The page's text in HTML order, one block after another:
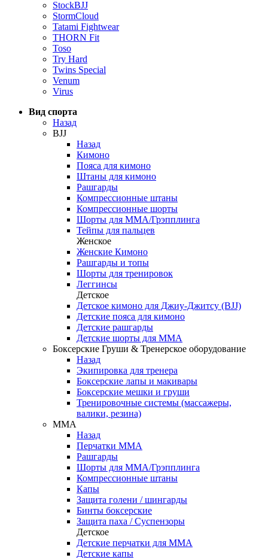
StockBJJ
StormCloud
Tatami Fightwear
THORN Fit
Toso
Try Hard
Twins Special
Venum
Virus
Вид спорта
Назад
BJJ
Назад
Кимоно
Пояса для кимоно
Штаны для кимоно
Рашгарды
Компрессионные штаны
Компрессионные шорты
Шорты для ММА/Грэпплинга
Тейпы для пальцев
Женское
Женские Кимоно
Рашгарды и топы
Шорты для тренировок
Леггинсы
Детское
Детское кимоно для Джиу-Джитсу (BJJ)
Детские пояса для кимоно
Детские рашгарды
Детские шорты для ММА
Боксерские Груши & Тренерское оборудование
Назад
Экипировка для тренера
Боксерские лапы и макивары
Боксерские мешки и груши
Тренировочные системы (массажеры,
валики, резина)
ММА
Назад
Перчатки ММА
Рашгарды
Шорты для ММА/Грэпплинга
Компрессионные штаны
Капы
Защита голени / шингарды
Бинты боксерские
Защита паха / Суспензоры
Детское
Детские перчатки для ММА
Детские капы